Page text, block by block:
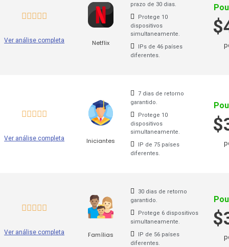
Identity Cloaker
Ivacy VPN
My Expat Network
Okayfreedom
PureVPN
Ver análise completa Netflix
prazo de 30 dias.
Protege 10
dispositivos
simultaneamente.
IPs de 46 países
diferentes.
Ver análise completa Iniciantes
7 dias de retorno
garantido.
Protege 10
dispositivos
simultaneamente.
IP de 75 países
diferentes.
Ver análise completa Famílias
30 dias de retorno
garantido.
Protege 6 dispositivos
simultaneamente.
IP de 56 países
diferentes.